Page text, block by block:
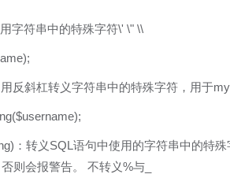
字符串中的特殊字符\' \" \\
反斜杠转义字符串中的特殊字符，用于
：转义SQL语句中使用的字符串中的特
则会报警告。 不转义%与_